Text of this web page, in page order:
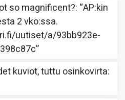
so magnificent?: “AP:kin
2 vko:ssa.
uutiset/a/93bb923e-
”
kuviot, tuttu osinkovirta: